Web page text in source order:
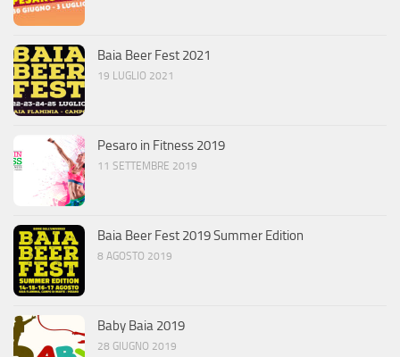
Baia Beer Fest 2021
19 LUGLIO 2021
Pesaro in Fitness 2019
11 SETTEMBRE 2019
Baia Beer Fest 2019 Summer Edition
8 AGOSTO 2019
Baby Baia 2019
28 GIUGNO 2019